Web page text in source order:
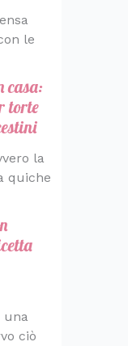
le
casa:
torte
la
quiche
una
ciò